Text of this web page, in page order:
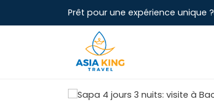
Prêt pour une expérience unique ?